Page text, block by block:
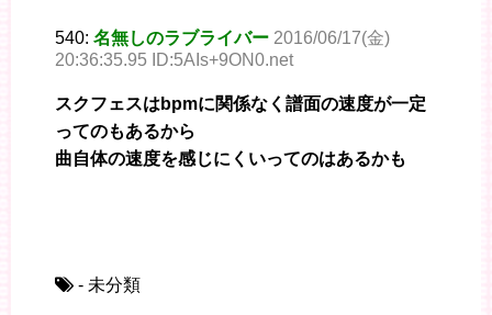
540: 名無しのラブライバー 2016/06/17(金)
20:36:35.95 ID:5AIs+9ON0.net
スクフェスはbpmに関係なく譜面の速度が一定
ってのもあるから
曲自体の速度を感じにくいってのはあるかも
- 未分類